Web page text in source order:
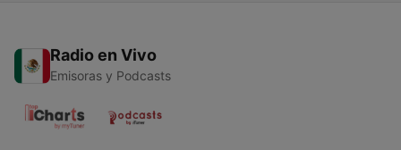
Radio en Vivo
Emisoras y Podcasts